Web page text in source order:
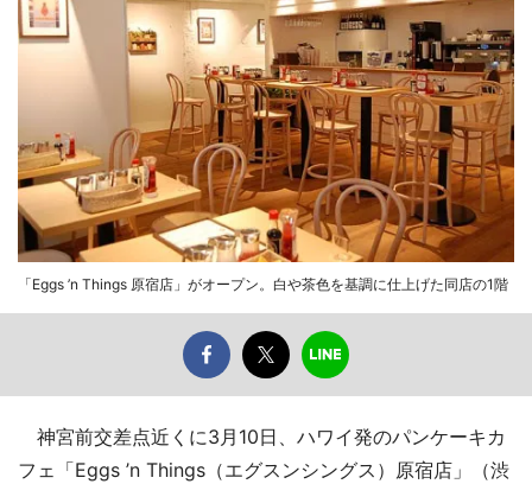
「Eggs ’n Things 原宿店」がオープン。白や茶色を基調に仕上げた同店の1階
神宮前交差点近くに3月10日、ハワイ発のパンケーキカ
フェ「Eggs ’n Things（エグスンシングス）原宿店」（渋